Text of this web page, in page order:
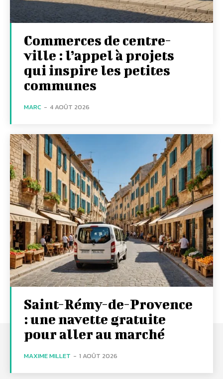
Commerces de centre-
ville : l’appel à projets
qui inspire les petites
communes
MARC - 4 AOÛT 2026
Saint-Rémy-de-Provence
: une navette gratuite
pour aller au marché
MAXIME MILLET - 1 AOÛT 2026